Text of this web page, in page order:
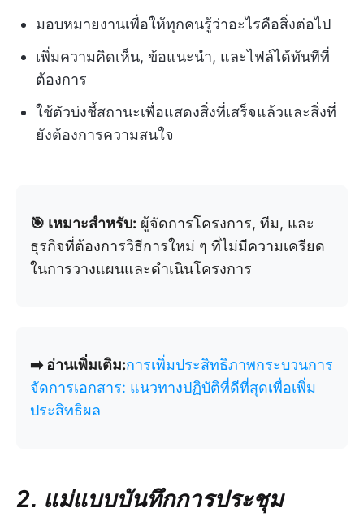
มอบหมายงานเพื่อให้ทุกคนรู้ว่าอะไรคือสิ่งต่อไป
เพิ่มความคิดเห็น, ข้อแนะนำ, และไฟล์ได้ทันทีที่
ต้องการ
ใช้ตัวบ่งชี้สถานะเพื่อแสดงสิ่งที่เสร็จแล้วและสิ่งที่
ยังต้องการความสนใจ
🎯 เหมาะสำหรับ: ผู้จัดการโครงการ, ทีม, และ
ธุรกิจที่ต้องการวิธีการใหม่ ๆ ที่ไม่มีความเครียด
ในการวางแผนและดำเนินโครงการ
➡️ อ่านเพิ่มเติม:การเพิ่มประสิทธิภาพกระบวนการ
จัดการเอกสาร: แนวทางปฏิบัติที่ดีที่สุดเพื่อเพิ่ม
ประสิทธิผล
2. แม่แบบบันทึกการประชุม